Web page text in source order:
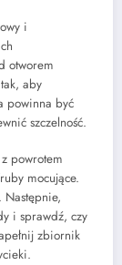
i
otworem
aby
powinna być
szczelność.
powrotem
mocujące.
Następnie,
i sprawdź, czy
zbiornik